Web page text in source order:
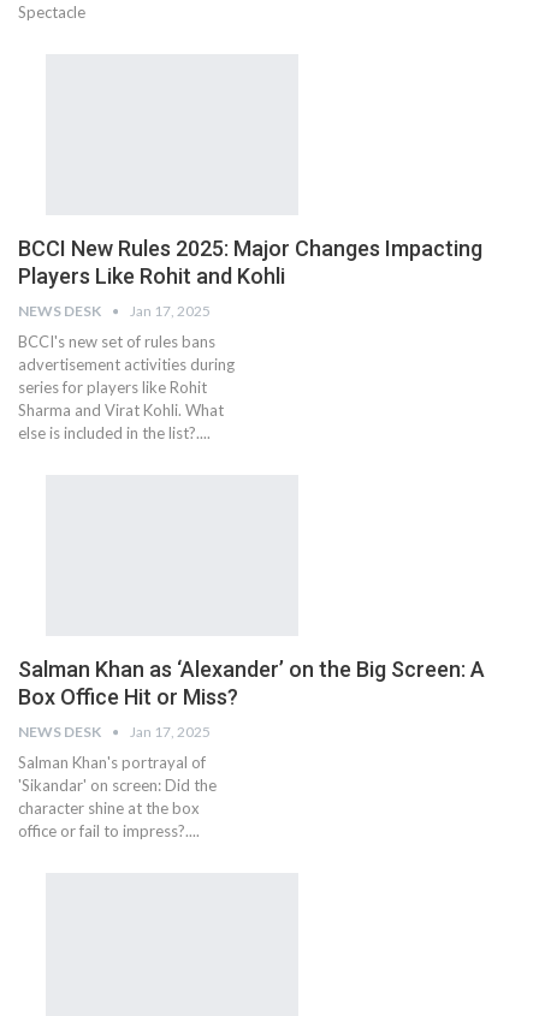
Spectacle
BCCI New Rules 2025: Major Changes Impacting
Players Like Rohit and Kohli
NEWS DESK Jan 17, 2025
BCCI's new set of rules bans
advertisement activities during
series for players like Rohit
Sharma and Virat Kohli. What
else is included in the list?....
Salman Khan as ‘Alexander’ on the Big Screen: A
Box Office Hit or Miss?
NEWS DESK Jan 17, 2025
Salman Khan's portrayal of
'Sikandar' on screen: Did the
character shine at the box
office or fail to impress?....